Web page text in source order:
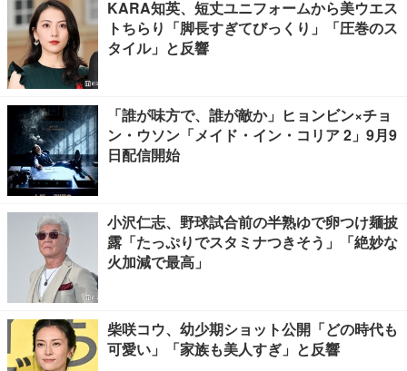
KARA知英、短丈ユニフォームから美ウエス
トちらり「脚長すぎてびっくり」「圧巻のス
タイル」と反響
「誰が味方で、誰が敵か」ヒョンビン×チョ
ン・ウソン「メイド・イン・コリア 2」9月9
日配信開始
小沢仁志、野球試合前の半熟ゆで卵つけ麺披
露「たっぷりでスタミナつきそう」「絶妙な
火加減で最高」
柴咲コウ、幼少期ショット公開「どの時代も
可愛い」「家族も美人すぎ」と反響